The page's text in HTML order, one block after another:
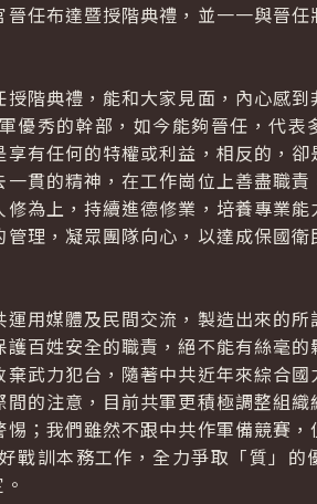
布達暨授階典禮，並一一與晉任
階典禮，能和大家見面，內心感
優秀的幹部，如今能夠晉任，代表
有任何的特權或利益，相反的，
貫的精神，在工作崗位上善盡職
為上，持續進德修業，培養專業
理，凝眾團隊向心，以達成保國衛
用媒體及民間交流，製造出來的所
百姓安全的職責，絕不能有絲毫
武力犯台，隨著中共近年來綜合
的注意，目前共軍更積極調整組
；我們雖然不跟中共作軍備競賽
戰訓本務工作，全力爭取「質」的